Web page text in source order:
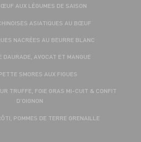
AUX LÉGUMES DE SAISON
ASIATIQUES AU BŒUF
NACRÉES AU BEURRE BLANC
DAURADE, AVOCAT ET MANGUE
SMORES AUX FIGUES
TRUFFE, FOIE GRAS MI-CUIT & CONFIT
D’OIGNON
POMMES DE TERRE GRENAILLE